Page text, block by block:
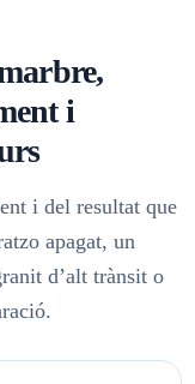
i
i del resultat que
apagat, un
d’alt trànsit o